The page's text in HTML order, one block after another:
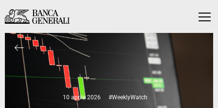
Vai al contenuto principale
Menu
Vai al contenuto principale
10 aprile 2026 #WeeklyWatch